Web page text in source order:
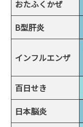
おたふくかぜ
B型肝炎
インフルエンザ
百日せき
日本脳炎